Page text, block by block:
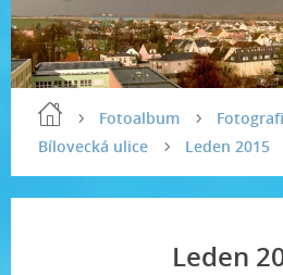
Fotoalbum
Bílovecká ulice
Leden 2015
Leden